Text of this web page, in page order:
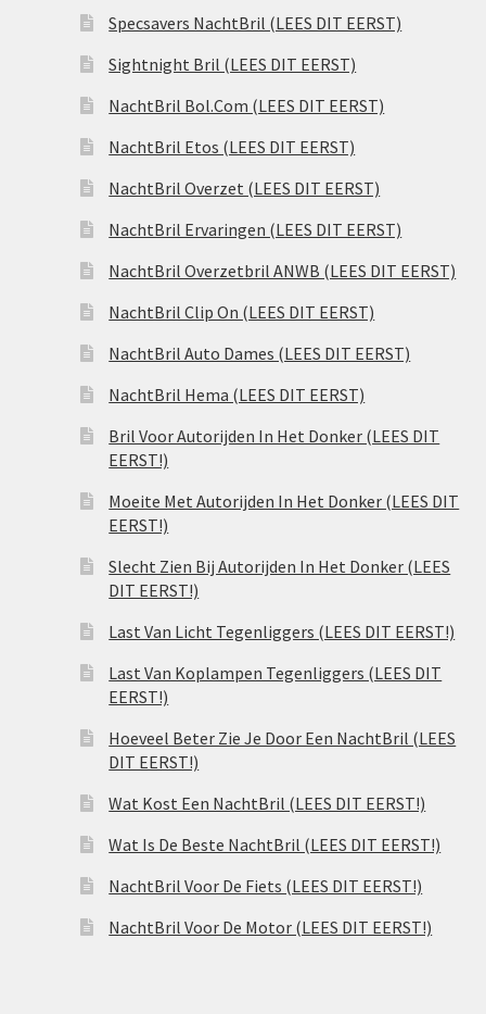
Specsavers NachtBril (LEES DIT EERST)
Sightnight Bril (LEES DIT EERST)
NachtBril Bol.Com (LEES DIT EERST)
NachtBril Etos (LEES DIT EERST)
NachtBril Overzet (LEES DIT EERST)
NachtBril Ervaringen (LEES DIT EERST)
NachtBril Overzetbril ANWB (LEES DIT EERST)
NachtBril Clip On (LEES DIT EERST)
NachtBril Auto Dames (LEES DIT EERST)
NachtBril Hema (LEES DIT EERST)
Bril Voor Autorijden In Het Donker (LEES DIT
EERST!)
Moeite Met Autorijden In Het Donker (LEES DIT
EERST!)
Slecht Zien Bij Autorijden In Het Donker (LEES
DIT EERST!)
Last Van Licht Tegenliggers (LEES DIT EERST!)
Last Van Koplampen Tegenliggers (LEES DIT
EERST!)
Hoeveel Beter Zie Je Door Een NachtBril (LEES
DIT EERST!)
Wat Kost Een NachtBril (LEES DIT EERST!)
Wat Is De Beste NachtBril (LEES DIT EERST!)
NachtBril Voor De Fiets (LEES DIT EERST!)
NachtBril Voor De Motor (LEES DIT EERST!)